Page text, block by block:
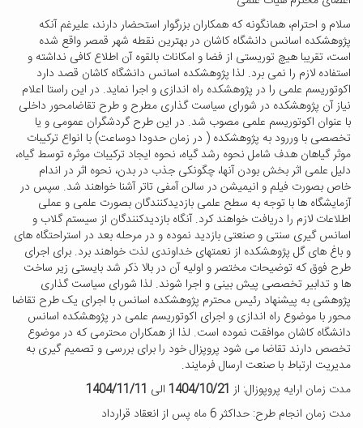
سلام و احترام، همانگونه که همکاران بزرگوار استحضار دارند، علیرغم آنکه
پژوهشکده اسانس دانشگاه کاشان در بهترین نقطه شهر قمصر واقع شده
است، تقریبا هیچ توریستی از فضا و امکانات بالقوه آن اطلاع کافی نداشته و
استفاده لازم را نمی برد. لذا پژوهشکده اسانس دانشگاه کاشان قصد دارد
اکوتوریسم علمی را در پژوهشکده راه اندازی و اجرا نماید. در این راستا اعلام
نیاز آن پژوهشکده در شورای سیاست گذاری مطرح و طرح تقاضامحور داخلی
با عنوان اکوتوریسم علمی مصوب شد. در این طرح گردشگران عمومی و یا
تخصصی با وررود به پژوهشکده ( در زمان حدودا دوساعت) با انواع ترکیبات
موثر گیاهان هدف شامل نحوه رشد گیاه، نحوه ایجاد ترکیبات موثره توسط گیاه،
دلیل علمی اثر بخش بودن آنها، چگونکی جذب در بدن، نحوه اثر در اندام
خاص بصورت فیلم و انیمیشن در سالن آمفی تاتر آشنا خواهند شد. سپس در
آزمایشگاه ها با توجه به سطح علمی بازدیدکنندگان بصورت علمی و عملی
اطلاعات لازم را دریافت خواهند کرد. آنگاه بازدیدکنندگان از سیستم گلاب و
اسانس گیری سنتی و صنعتی بازدید نموده و در مرحله بعد در استراحتگاه های
و باغ های گل پژوهشکده از نعمتهای خداوندی لذت خواهند برد. برای اجرای
طرح فوق که توضیحات مختصر و اولیه آن در بالا ذکر شد بایستی زیر ساخت
ها و تدابیر تخصصی پیش بینی و اجرا شوند. لذا شورای سیاست گذاری
پژوهشی به پیشنهاد رئیس محترم پژوهشکده اسانس با اجرای یک طرح تقاضا
محور با موضوع راه اندازی و اجرای اکوتوریسم علمی در پژوهشکده اسانس
دانشگاه کاشان موافقت نموده است. لذا از همکاران محترمی که در موضوع
تخصص دارند تقاضا می شود پروپزال خود را برای بررسی و تصمیم گیری به
مدیریت ارتباط با صنعت ارسال فرمایند.
مدت زمان ارایه پروپوزال: از
الی 1404/11/11
مدت زمان انجام طرح: حداکثر 6 ماه پس از انعقاد قرارداد